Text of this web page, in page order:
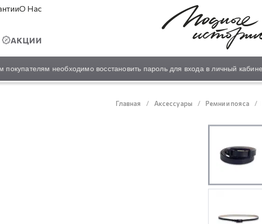
О Нас
АКЦИИ
необходимо восстановить пароль для входа в личный кабинет
Главная Аксессуары Ремни и пояса